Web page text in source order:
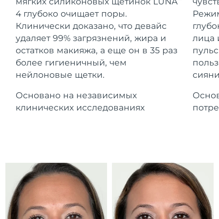
4 глубоко очищает поры.
Клинически доказано, что девайс
удаляет 99% загрязнений, жира и
остатков макияжа, а еще он в 35 раз
более гигиеничный, чем
нейлоновые щетки.
Основано на независимых
клинических исследованиях
лица
For healthy hair
Косметика Для мужчин
Купить
Гибралтар
Ожидаемая дата доставки
15/8/26
Греция
Ожидаемая дата доставки
Гонконг (САР)
Ожидаемая дата доставки
12/8/26
Венгрия
Ожидаемая дата доставки
Ирландия
Ожидаемая дата доставки
11/8/26
о-в Мэн
Ожидаемая дата доставки